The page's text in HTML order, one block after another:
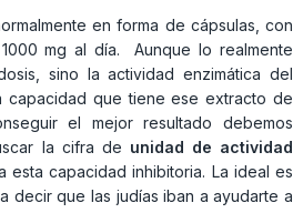
en forma de cápsulas, con
mg al día. Aunque lo realmente
sino la actividad enzimática del
capacidad que tiene ese extracto de
el mejor resultado debemos
la cifra de unidad de actividad
esta capacidad inhibitoria. La ideal es
decir que las judías iban a ayudarte a